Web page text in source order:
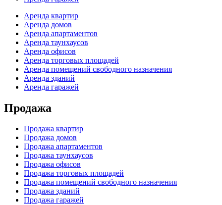
Аренда квартир
Аренда домов
Аренда апартаментов
Аренда таунхаусов
Аренда офисов
Аренда торговых площадей
Аренда помещений свободного назначения
Аренда зданий
Аренда гаражей
Продажа
Продажа квартир
Продажа домов
Продажа апартаментов
Продажа таунхаусов
Продажа офисов
Продажа торговых площадей
Продажа помещений свободного назначения
Продажа зданий
Продажа гаражей